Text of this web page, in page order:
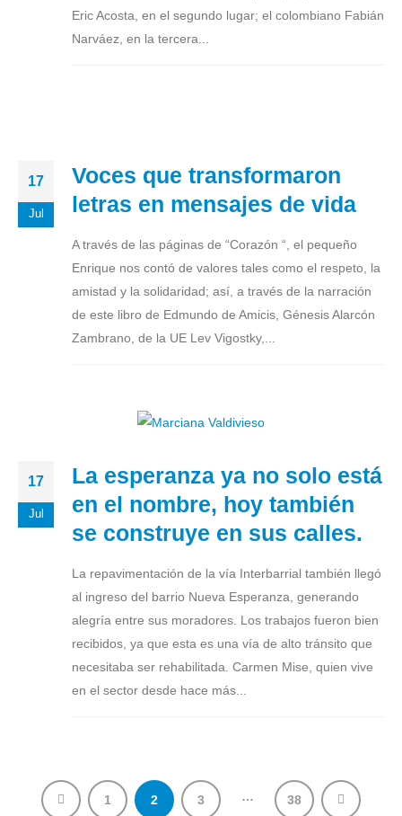
Eric Acosta, en el segundo lugar; el colombiano Fabián
Narváez, en la tercera...
17
Jul
Voces que transformaron
letras en mensajes de vida
A través de las páginas de “Corazón “, el pequeño
Enrique nos contó de valores tales como el respeto, la
amistad y la solidaridad; así, a través de la narración
de este libro de Edmundo de Amicis, Génesis Alarcón
Zambrano, de la UE Lev Vigostky,...
17
Jul
La esperanza ya no solo está
en el nombre, hoy también
se construye en sus calles.
La repavimentación de la vía Interbarrial también llegó
al ingreso del barrio Nueva Esperanza, generando
alegría entre sus moradores. Los trabajos fueron bien
recibidos, ya que esta es una vía de alto tránsito que
necesitaba ser rehabilitada. Carmen Mise, quien vive
en el sector desde hace más...
1 2 3 … 38